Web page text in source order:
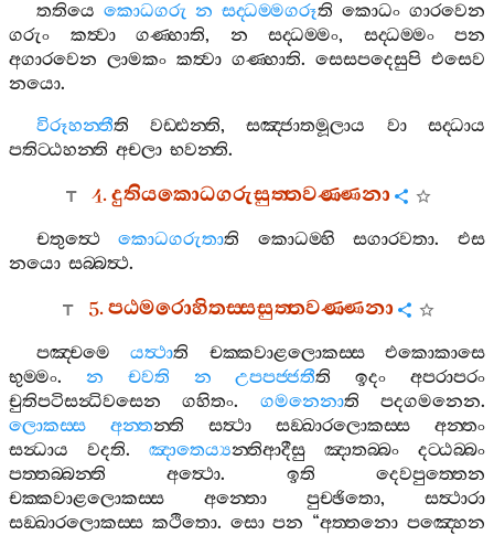
තතියෙ කොධගරු න සද‍්ධම‍්මගරූති කොධං ගාරවෙන
ගරුං
කත්‍වා ගණ‍්හාති, න සද‍්ධම‍්මං, සද‍්ධම‍්මං
පන
අගාරවෙන ලාමකං කත්‍වා ගණ‍්හාති. සෙසපදෙසුපි එසෙව
නයො.
විරූහන‍්තීති වඩ‍්ඪන‍්ති,සඤ‍්ජාතමූලාය වා
සද‍්ධාය
පතිට‍්ඨහන‍්ති අචලා භවන‍්ති.
4.දුතියකොධගරුසුත‍්තවණ‍්ණනා
චතුත්‍ථෙ කොධගරුතාති කොධම‍්හි සගාරවතා. එස
නයො සබ‍්බත්‍ථ.
5.පඨමරොහිතස‍්සසුත‍්තවණ‍්ණනා
පඤ‍්චමෙ යත්‍ථාති චක‍්කවාළලොකස‍්ස
එකොකාසෙ
භුම‍්මං. න චවති න උපපජ‍්ජතීති ඉදං
අපරාපරං
චුතිපටිසන්‍ධිවසෙන
ගහිතං. ගමනෙනාති පදගමනෙන.
ලොකස‍්ස
අන‍්තන‍්ති සත්‍ථා සඞ‍්ඛාරලොකස‍්ස
අන‍්තං
සන්‍ධාය
වදති. ඤාතෙය්‍යන‍්තිආදීසු ඤාතබ‍්බං
දට‍්ඨබ‍්බං
පත‍්තබ‍්බන‍්ති
අත්‍ථො. ඉති
දෙවපුත‍්තෙන
චක‍්කවාළලොකස‍්ස
අන‍්තො පුච‍්ඡිතො, සත්‍ථාරා
සඞ‍්ඛාරලොකස‍්ස කථිතො. සො පන “අත‍්තනො පඤ‍්හෙන